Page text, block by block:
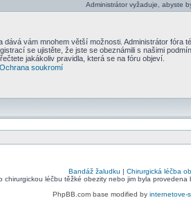
Administrátor vyžaduje, abyste
vám mnohem větší možnosti. Administrátor fóra
se ujistěte, že jste se obeznámili s našimi
jakákoliv pravidla, která se na fóru objeví.
Ochrana soukromí
Bandáž žaludku | Chirurgická léčba
léčbu těžké obezity nebo jim byla
PhpBB.com base modified by internetove-